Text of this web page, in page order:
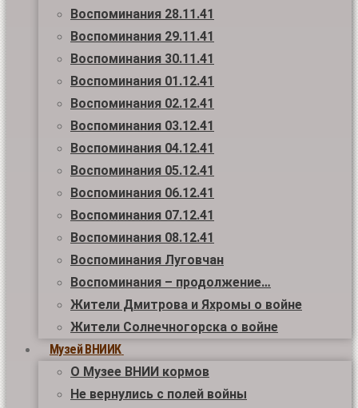
Воспоминания 28.11.41
Воспоминания 29.11.41
Воспоминания 30.11.41
Воспоминания 01.12.41
Воспоминания 02.12.41
Воспоминания 03.12.41
Воспоминания 04.12.41
Воспоминания 05.12.41
Воспоминания 06.12.41
Воспоминания 07.12.41
Воспоминания 08.12.41
Воспоминания Луговчан
Воспоминания – продолжение…
Жители Дмитрова и Яхромы о войне
Жители Солнечногорска о войне
Музей ВНИИК
О Музее ВНИИ кормов
Не вернулись с полей войны